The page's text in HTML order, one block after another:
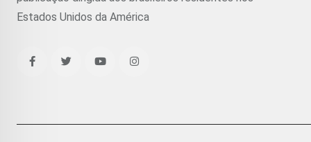
Estados Unidos da América